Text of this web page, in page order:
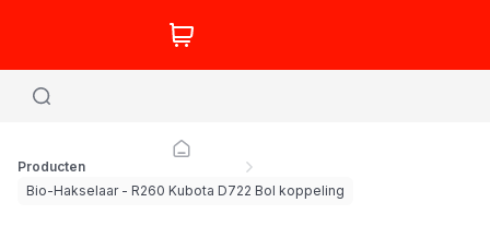
Producten
Bio-Hakselaar - R260 Kubota D722 Bol koppeling